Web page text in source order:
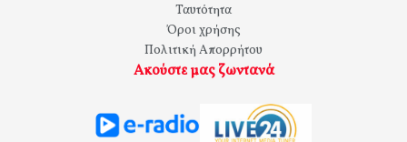
Ταυτότητα
Όροι χρήσης
Πολιτική Απορρήτου
Ακούστε μας ζωντανά